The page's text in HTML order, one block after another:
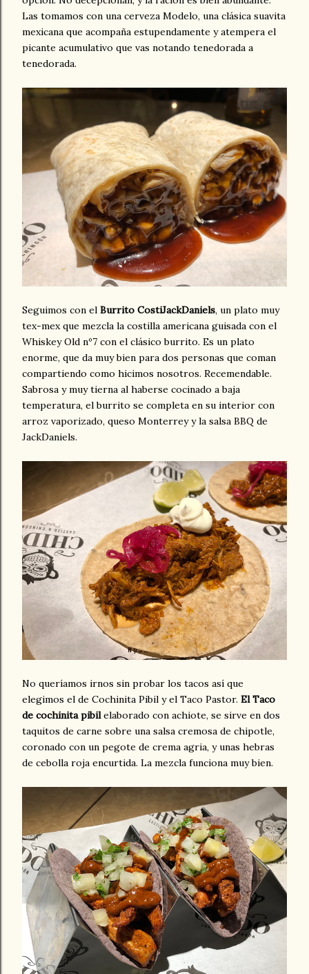
Las tomamos con una cerveza Modelo, una clásica suavita
mexicana que acompaña estupendamente y atempera el
picante acumulativo que vas notando tenedorada a
tenedorada.
Seguimos con el Burrito CostiJackDaniels, un plato muy
tex-mex que mezcla la costilla americana guisada con el
Whiskey Old nº7 con el clásico burrito. Es un plato
enorme, que da muy bien para dos personas que coman
compartiendo como hicimos nosotros. Recemendable.
Sabrosa y muy tierna al haberse cocinado a baja
temperatura, el burrito se completa en su interior con
arroz vaporizado, queso Monterrey y la salsa BBQ de
JackDaniels.
No queríamos irnos sin probar los tacos así que
elegimos el de Cochinita Pibil y el Taco Pastor. El Taco
de cochinita pibilelaborado con achiote, se sirve en dos
taquitos de carne sobre una salsa cremosa de chipotle,
coronado con un pegote de crema agria, y unas hebras
de cebolla roja encurtida. La mezcla funciona muy bien.